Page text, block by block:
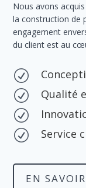
Nous avons
la construction de
engagement
du client est au
R
R Qualité
R
R Service
EN